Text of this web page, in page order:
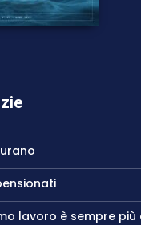
lavoro è sempre più